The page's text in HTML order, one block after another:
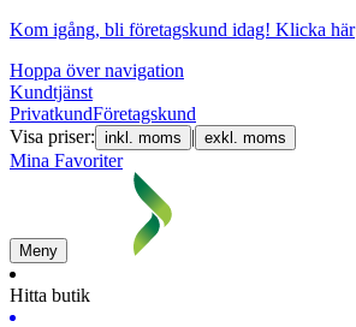
Kom igång, bli företagskund idag! Klicka här
Hoppa över navigation
Kundtjänst
PrivatkundFöretagskund
Visa priser: inkl. moms | exkl. moms
Mina Favoriter
Meny
Hitta butik